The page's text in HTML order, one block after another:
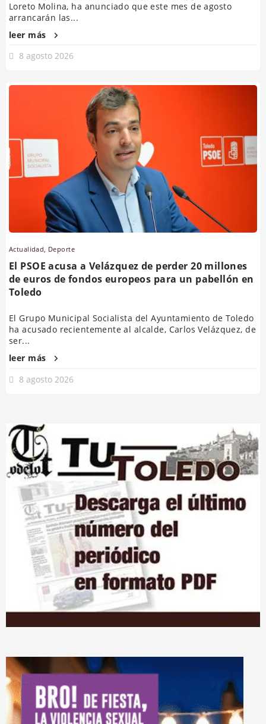
Loreto Molina, ha anunciado que este mes de agosto
arrancarán las...
leer más
8 agosto 2026
Actualidad, Deporte
El PSOE acusa a Velázquez de perder 20 millones
de euros de fondos europeos para un pabellón en
Toledo
El Grupo Municipal Socialista del Ayuntamiento de Toledo
ha acusado recientemente al alcalde, Carlos Velázquez, de
ser...
leer más
8 agosto 2026